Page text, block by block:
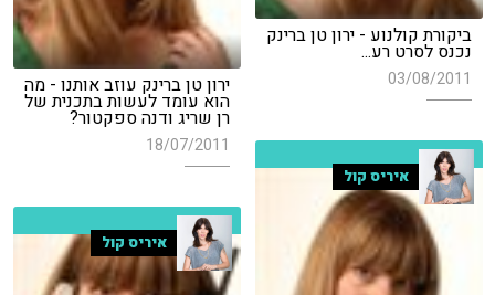
ביקורת קולנוע - ירון טן ברינק
נכנס לסרט רע...
03/08/2011 ירון טן ברינק עוזב אותנו - מה
הוא עומד לעשות בתכנית של
רן שריג ודנה ספקטור?
18/07/2011
איריס קול
איריס קול